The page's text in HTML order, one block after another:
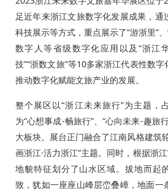
足近年来浙江文旅数字化发展成果，通
科技展示等方式，重点展示了“游浙里”
数字人等省级数字化应用以及“浙江
技”“浙数文旅”等10多家浙江代表性数
推动数字化赋能文旅产业的发展。
整个展区以“浙江未来旅行”为主题，
为“心想事成-畅旅行”、“心向未来-趣旅
大板块。展台正门融合了江南风格建筑
画浙江·活力浙江”主题。同时，根据浙
地貌特征划分了山水区域。拔地而起
致，犹如一座座山峰层峦叠嶂，地面一